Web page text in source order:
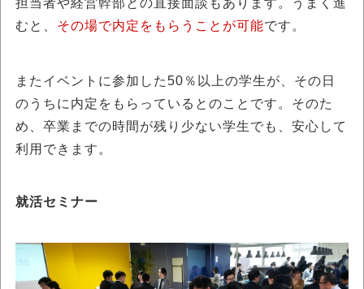
担当者や経営幹部との直接面談もあります。うまく進
むと、 その場で内定をもらうことが可能です。
またイベントに参加した50％以上の学生が、その日
のうちに内定をもらっているとのことです。そのた
め、卒業までの時間が残り少ない学生でも、安心して
利用できます。
就活セミナー